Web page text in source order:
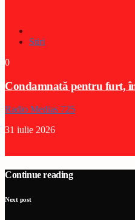
Stiri
0
Condamnată pentru furt,
Radio Medias 725
31 iulie 2026
Continue reading
Next post